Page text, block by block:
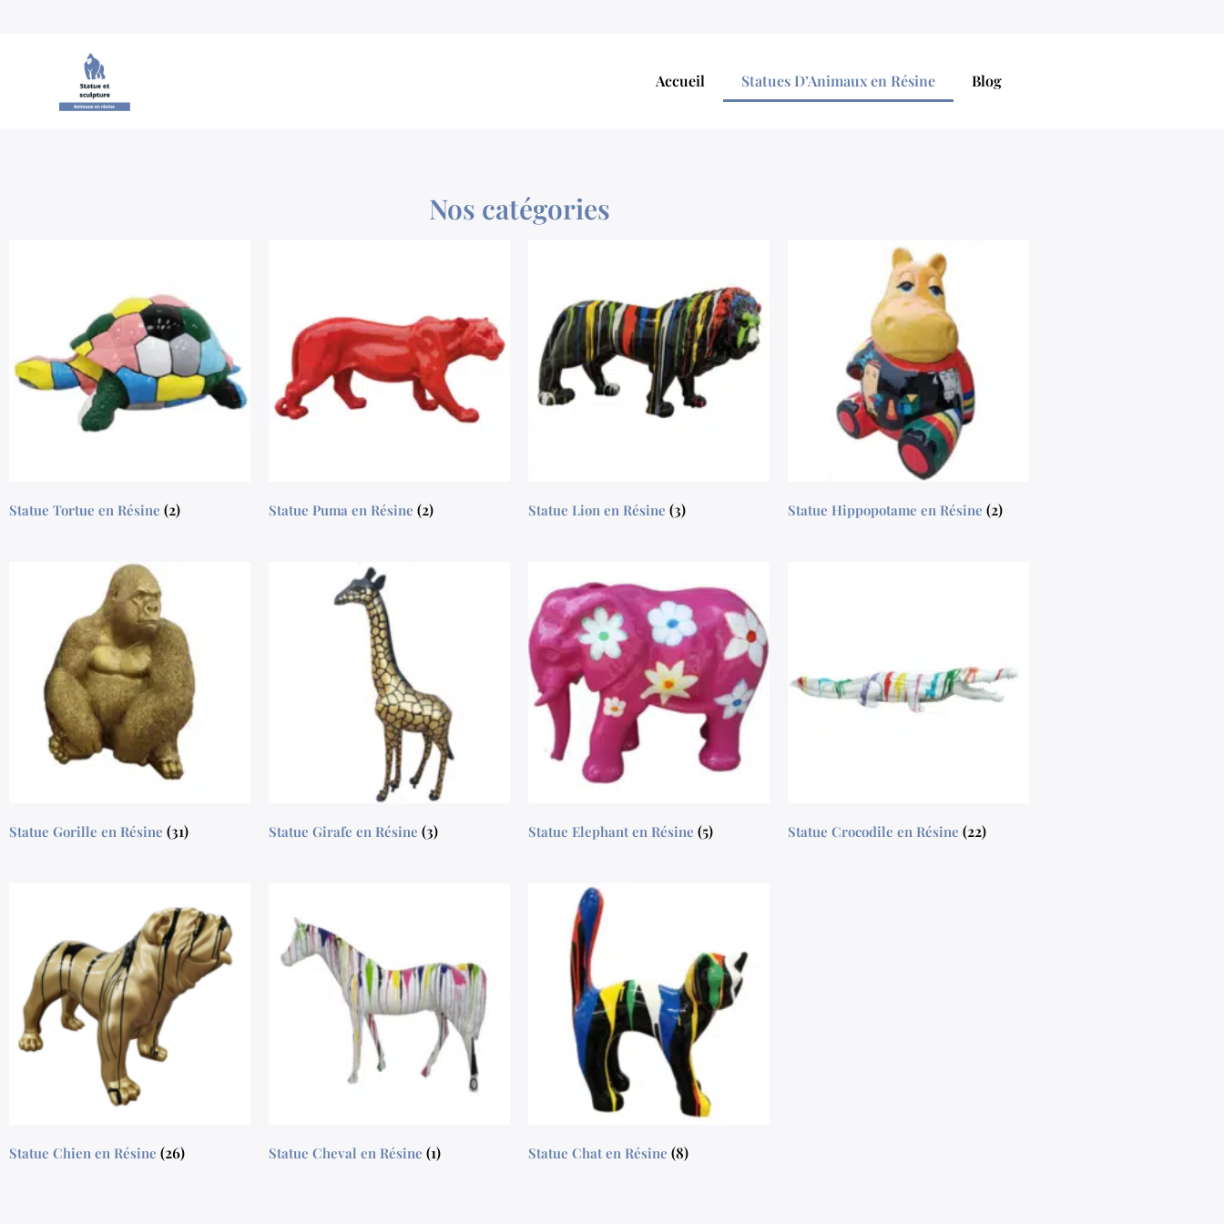
Accueil Statues D’Animaux en Résine Blog
Nos catégories
Statue Tortue en Résine (2) Statue Puma en Résine (2) Statue Lion en Résine (3) Statue Hippopotame en Résine (2)
Statue Gorille en Résine (31) Statue Girafe en Résine (3) Statue Elephant en Résine (5) Statue Crocodile en Résine (22)
Statue Chien en Résine (26) Statue Cheval en Résine (1) Statue Chat en Résine (8)